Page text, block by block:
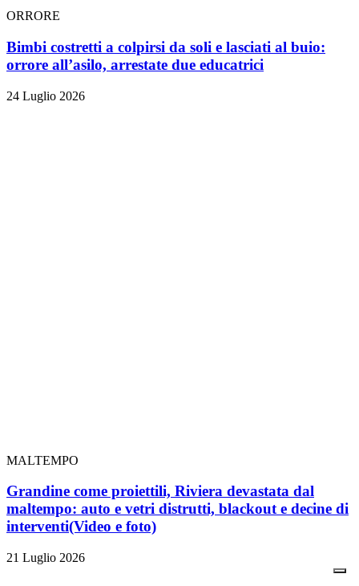
ORRORE
Bimbi costretti a colpirsi da soli e lasciati al buio:
orrore all’asilo, arrestate due educatrici
24 Luglio 2026
MALTEMPO
Grandine come proiettili, Riviera devastata dal
maltempo: auto e vetri distrutti, blackout e decine di
interventi(Video e foto)
21 Luglio 2026